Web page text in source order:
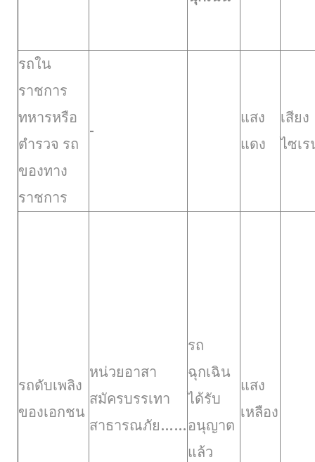
รถใน
ราชการ
ทหารหรือ
ตำรวจ รถ
ของทาง
ราชการ
-
แสง
แดง
เสียง
ไซเร
รถดับเพลิง
ของเอกชน
หน่วยอาสา
สมัครบรรเทา
สาธารณภัย……
รถ
ฉุกเฉิน
ได้รับ
อนุญาต
แล้ว
แสง
เหลือง